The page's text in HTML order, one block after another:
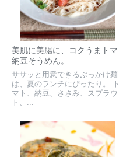
美肌に美腸に、コクうまトマ
納豆そうめん。
ササッと用意できるぶっかけ麺
は、夏のランチにぴったり。 ト
マト、納豆、ささみ、スプラウ
ト、...